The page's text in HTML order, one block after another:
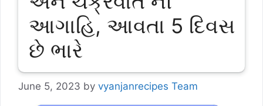
આગાહિ, આવતા 5 દિવસ
છે ભારે
June 5, 2023 by vyanjanrecipes Team